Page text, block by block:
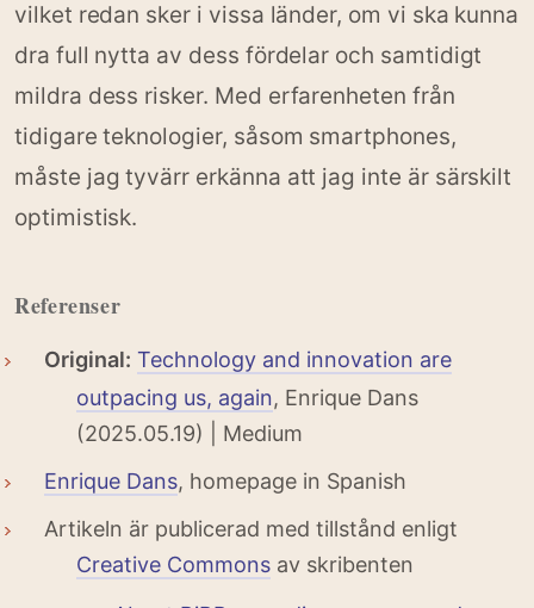
vilket redan sker i vissa länder, om vi ska kunna
dra full nytta av dess fördelar och samtidigt
mildra dess risker. Med erfarenheten från
tidigare teknologier, såsom smartphones,
måste jag tyvärr erkänna att jag inte är särskilt
optimistisk.
Referenser
Original: Technology and innovation are
outpacing us, again, Enrique Dans
(2025.05.19) | Medium
Enrique Dans, homepage in Spanish
Artikeln är publicerad med tillstånd enligt
Creative Commons av skribenten